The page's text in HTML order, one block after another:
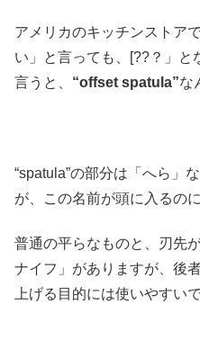
アメリカのキッチンストア
い」と言っても、[??？」と
言うと、 “offset spatula”な
“spatula”の部分は「へら」
が、この名前が頭に入るの
普通の平らなものと、刃先
ナイフ」がありますが、後
上げる目的には使いやすいで